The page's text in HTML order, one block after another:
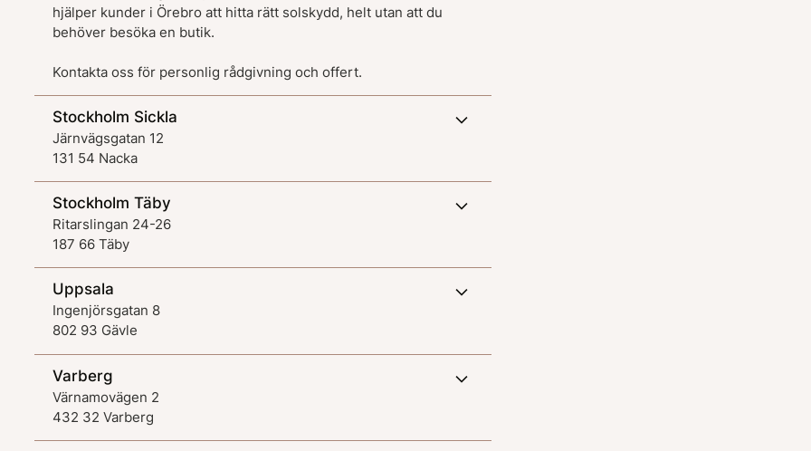
hjälper kunder i Örebro att hitta rätt solskydd, helt utan att du
behöver besöka en butik.
Kontakta oss för personlig rådgivning och offert.
Stockholm Sickla
Järnvägsgatan 12
131 54 Nacka
Stockholm Täby
Ritarslingan 24-26
187 66 Täby
Uppsala
Ingenjörsgatan 8
802 93 Gävle
Varberg
Värnamovägen 2
432 32 Varberg